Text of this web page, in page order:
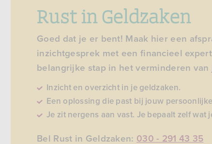
Rust in Geldzaken
Goed dat je er bent! Maak hier een
inzichtgesprek met een financieel
belangrijke stap in het verminderen
Inzicht en overzicht in je geldzaken.
Een oplossing die past bij jouw
Je zit nergens aan vast. Je bepaalt zelf wat
Bel Rust in Geldzaken: 030 - 291 43 35